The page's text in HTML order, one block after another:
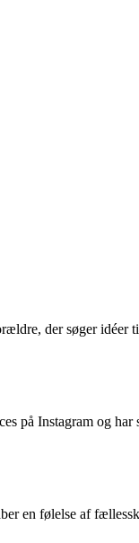
der søger idéer
på Instagram og
en følelse af